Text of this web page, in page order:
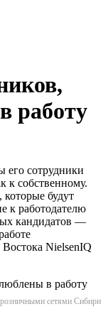
работу
его сотрудники
к собственному.
которые будут
к работодателю
кандидатов —
NielsenIQ
розничными сетями Сибири